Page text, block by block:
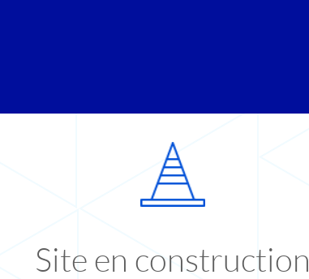
Site en construction